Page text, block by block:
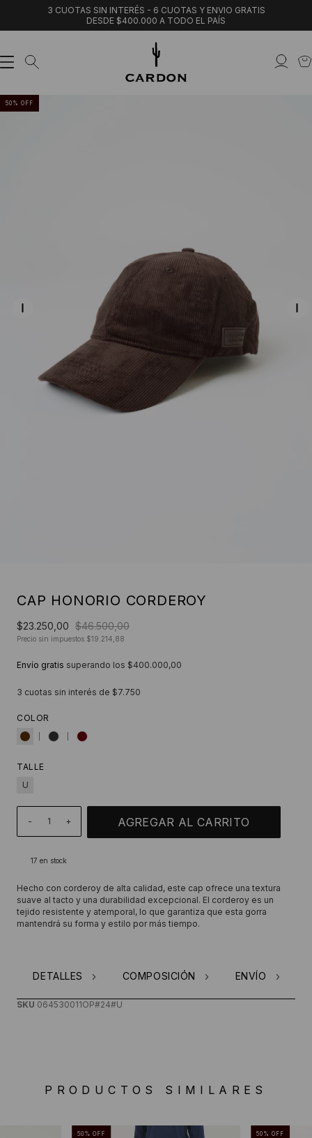
3 CUOTAS SIN INTERÉS - 6 CUOTAS Y ENVIO GRATIS
DESDE $400.000 A TODO EL PAÍS
50 % OFF
CAP HONORIO CORDEROY
$23.250,00 $46.500,00
Precio sin impuestos $19.214,88
Envío gratis superando los $400.000,00
3 cuotas sin interés de $7.750
COLOR
TALLE
U
- +
17 en stock
Hecho con corderoy de alta calidad, este cap ofrece una textura
suave al tacto y una durabilidad excepcional. El corderoy es un
tejido resistente y atemporal, lo que garantiza que esta gorra
mantendrá su forma y estilo por más tiempo.
DETALLES COMPOSICIÓN ENVÍO
SKU 064530011OP#24#U
PRODUCTOS SIMILARES
50% OFF 50 %OFF